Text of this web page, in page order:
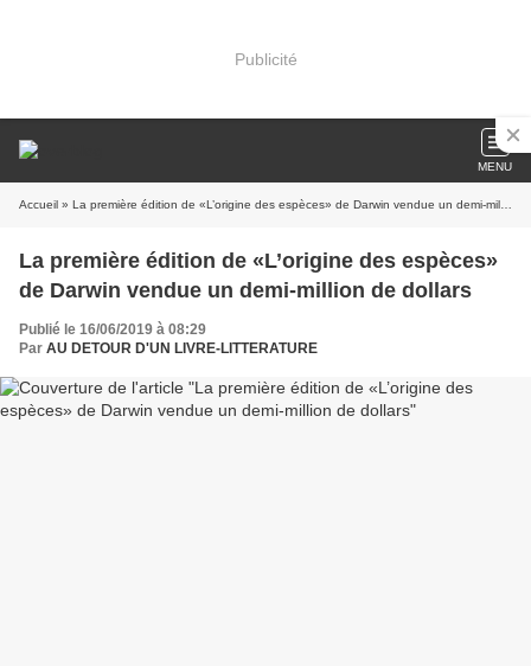
Publicité
MENU
Accueil » La première édition de «L’origine des espèces» de Darwin vendue un demi-million de dollars
La première édition de «L’origine des espèces»
de Darwin vendue un demi-million de dollars
Publié le 16/06/2019 à 08:29
Par AU DETOUR D'UN LIVRE-LITTERATURE